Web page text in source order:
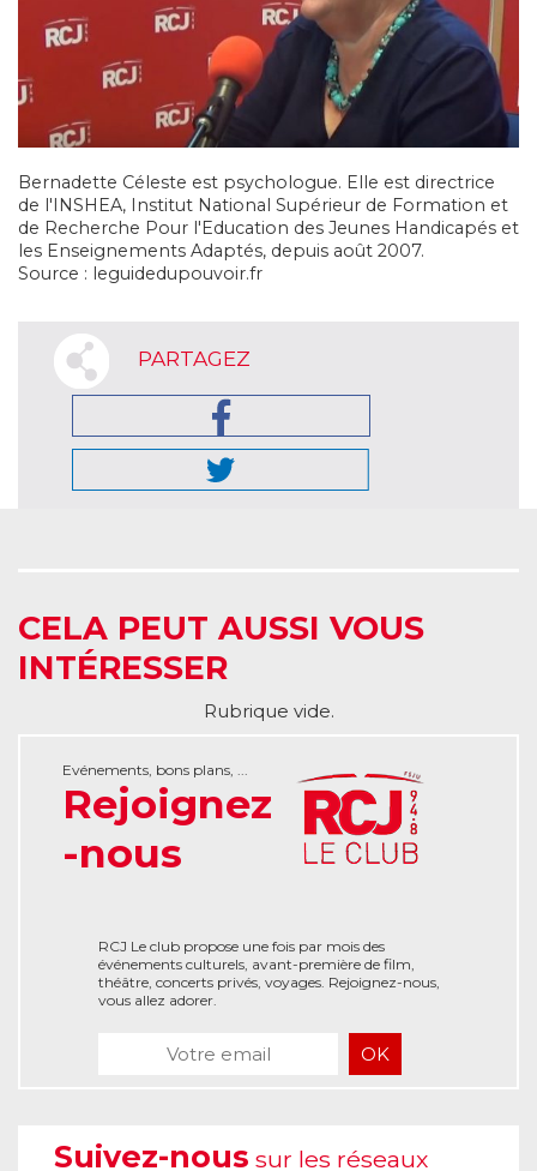
Bernadette Céleste est psychologue. Elle est directrice
de l'INSHEA, Institut National Supérieur de Formation et
de Recherche Pour l'Education des Jeunes Handicapés et
les Enseignements Adaptés, depuis août 2007.
Source : leguidedupouvoir.fr
PARTAGEZ
CELA PEUT AUSSI VOUS
INTÉRESSER
Rubrique vide.
Evénements, bons plans, ...
Rejoignez
-nous
RCJ Le club propose une fois par mois des
événements culturels, avant-première de film,
théâtre, concerts privés, voyages. Rejoignez-nous,
vous allez adorer.
Suivez-nous sur les réseaux